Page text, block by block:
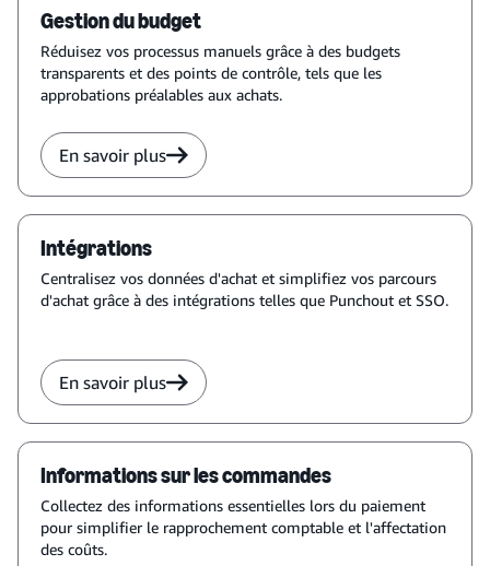
Gestion du budget
Réduisez vos processus manuels grâce à des budgets
transparents et des points de contrôle, tels que les
approbations préalables aux achats.
En savoir plus
Intégrations
Centralisez vos données d'achat et simplifiez vos parcours
d'achat grâce à des intégrations telles que Punchout et SSO.
En savoir plus
Informations sur les commandes
Collectez des informations essentielles lors du paiement
pour simplifier le rapprochement comptable et l'affectation
des coûts.